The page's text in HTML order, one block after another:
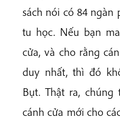
sách nói có 84 ngàn
tu học. Nếu bạn
cửa, và cho rằng
duy nhất, thì đó
Bụt. Thật ra,
cánh cửa mới cho